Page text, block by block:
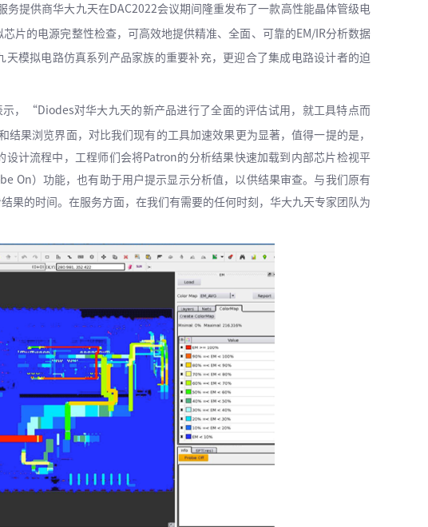
提供商华大九天在DAC2022会议期间隆重发布了一款高性能晶体管级电
芯片的电源完整性检查，可高效地提供精准、全面、可靠的EM/IR分析数据
天模拟电路仿真系列产品家族的重要补充，更迎合了集成电路设计者的迫
“Diodes对华大九天的新产品进行了全面的评估试用，就工具特点而
结果浏览界面，对比我们现有的工具加速效果更为显著，值得一提的是，
计流程中，工程师们会将Patron的分析结果快速加载到内部芯片检视平
On）功能，也有助于用户提示显示分析值，以供结果审查。与我们原有
果的时间。在服务方面，在我们有需要的任何时刻，华大九天专家团队为